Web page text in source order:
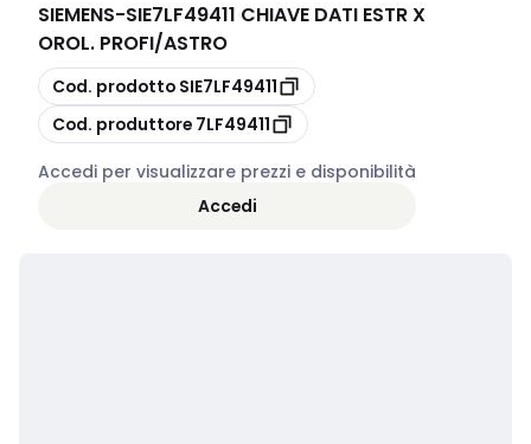
SIEMENS-SIE7LF49411 CHIAVE DATI ESTR X
OROL. PROFI/ASTRO
copia
Cod. prodotto SIE7LF49411
copia
Cod. produttore 7LF49411
Accedi per visualizzare prezzi e disponibilità
Accedi